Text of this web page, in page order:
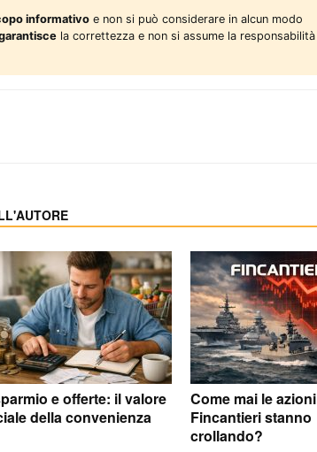
informativo e non si può considerare in alcun modo
la correttezza e non si assume la responsabilità
e offerte: il valore
della convenienza
Come mai le azioni
Fincantieri stanno
crollando?